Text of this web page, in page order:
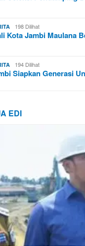
198 Dilihat
Kota Jambi Maulana
194 Dilihat
Siapkan Generasi
EDI